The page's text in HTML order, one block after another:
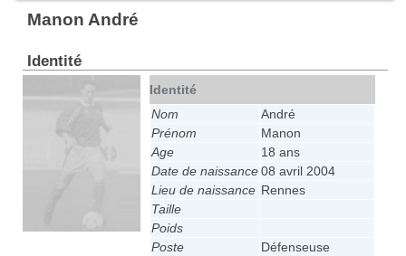
Manon André
Identité
Identité
Nom
André
Prénom
Manon
Age
18 ans
Date de naissance 08 avril 2004
Lieu de naissance Rennes
Taille
Poids
Poste
Défenseuse